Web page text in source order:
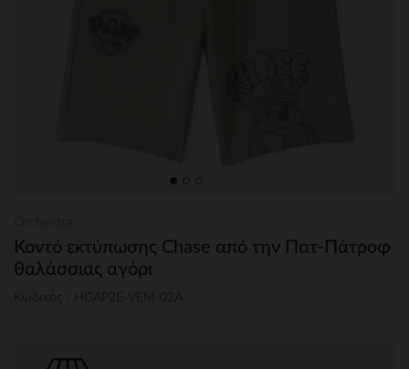
Κοντό εκτύπωσης Chase από την Πατ-Πάτροφ
θαλάσσιας αγόρι